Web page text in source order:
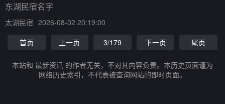
东湖民宿名字
太湖民宿 2026-08-02 20:19:00
首页
上一页 3/179 下一页 尾页
本站和 最新资讯 的作者无关，不对其内容负责。本历史页面谨为
网络历史索引，不代表被查询网站的即时页面。